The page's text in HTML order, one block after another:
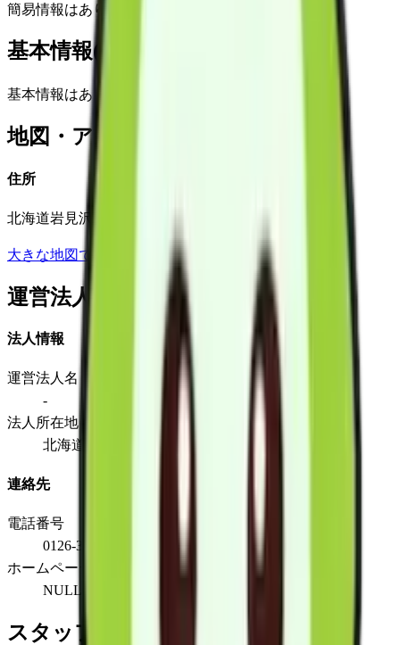
簡易情報はありません
基本情報(詳細)
基本情報はありません
地図・アクセス
住所
北海道岩見沢市志文本町４条２丁目１番２号
大きな地図で見る
運営法人
法人情報
運営法人名
-
法人所在地
北海道岩見沢市志文本町４条２丁目１番２号
連絡先
電話番号
0126-35-7065
ホームページ
NULL
スタッフ情報